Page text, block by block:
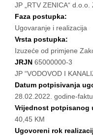
JP „RTV ZENICA“ d.o.o.
Faza postupka:
Ugovaranje i realizacija
Vrsta postupka:
Izuzeće od primjene
JRJN 65000000-3
JP “VODOVOD I
Datum potpisivanja
28.02.2022. godine-
Vrijednost potpisanog
40,45 KM
Ugovoreni rok